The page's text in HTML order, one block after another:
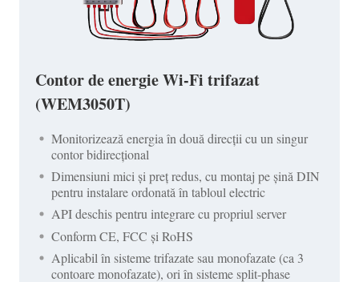
Contor de energie Wi-Fi trifazat
(WEM3050T)
Monitorizează energia în două direcții cu un singur
contor bidirecțional
Dimensiuni mici și preț redus, cu montaj pe șină DIN
pentru instalare ordonată în tabloul electric
API deschis pentru integrare cu propriul server
Conform CE, FCC și RoHS
Aplicabil în sisteme trifazate sau monofazate (ca 3
contoare monofazate), ori în sisteme split-phase